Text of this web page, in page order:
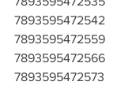
7893595472542
7893595472559
7893595472566
7893595472573